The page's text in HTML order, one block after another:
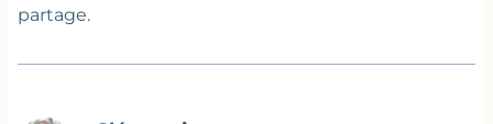
partage.